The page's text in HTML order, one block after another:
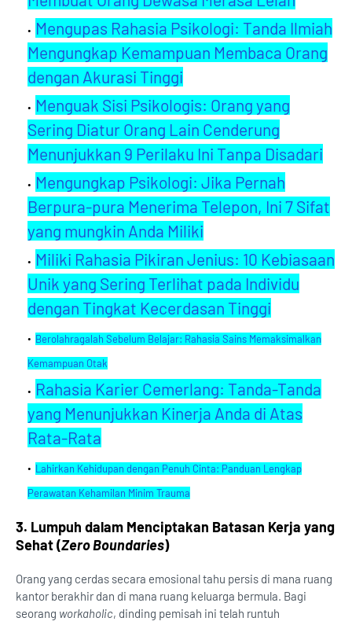
Mengupas Rahasia Psikologi: Tanda Ilmiah
Mengungkap Kemampuan Membaca Orang
dengan Akurasi Tinggi
Menguak Sisi Psikologis: Orang yang
Sering Diatur Orang Lain Cenderung
Menunjukkan 9 Perilaku Ini Tanpa Disadari
Mengungkap Psikologi: Jika Pernah
Berpura-pura Menerima Telepon, Ini 7 Sifat
yang mungkin Anda Miliki
Miliki Rahasia Pikiran Jenius: 10 Kebiasaan
Unik yang Sering Terlihat pada Individu
dengan Tingkat Kecerdasan Tinggi
Berolahragalah Sebelum Belajar: Rahasia Sains Memaksimalkan
Kemampuan Otak
Rahasia Karier Cemerlang: Tanda-Tanda
yang Menunjukkan Kinerja Anda di Atas
Rata-Rata
Lahirkan Kehidupan dengan Penuh Cinta: Panduan Lengkap
Perawatan Kehamilan Minim Trauma
3. Lumpuh dalam Menciptakan Batasan Kerja yang
Sehat (Zero Boundaries)
Orang yang cerdas secara emosional tahu persis di mana ruang
kantor berakhir dan di mana ruang keluarga bermula. Bagi
seorang workaholic, dinding pemisah ini telah runtuh